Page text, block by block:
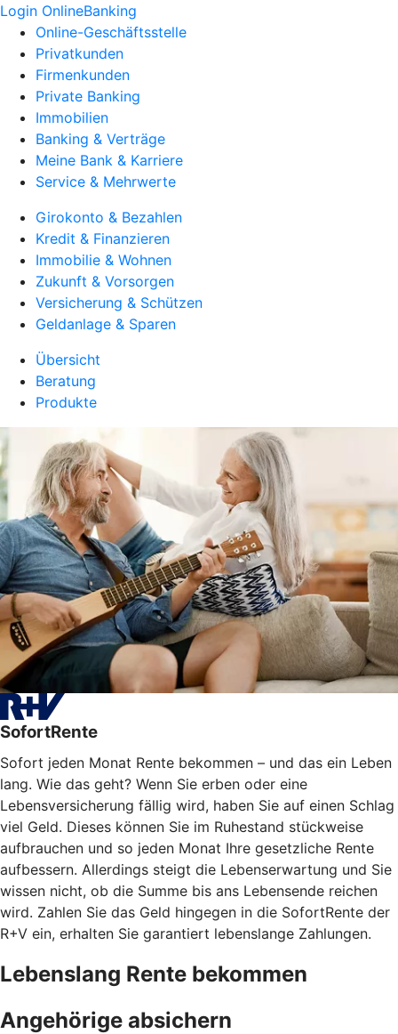
Login OnlineBanking
Online-Geschäftsstelle
Privatkunden
Firmenkunden
Private Banking
Immobilien
Banking & Verträge
Meine Bank & Karriere
Service & Mehrwerte
Girokonto & Bezahlen
Kredit & Finanzieren
Immobilie & Wohnen
Zukunft & Vorsorgen
Versicherung & Schützen
Geldanlage & Sparen
Übersicht
Beratung
Produkte
SofortRente
Sofort jeden Monat Rente bekommen – und das ein Leben
lang. Wie das geht? Wenn Sie erben oder eine
Lebensversicherung fällig wird, haben Sie auf einen Schlag
viel Geld. Dieses können Sie im Ruhestand stückweise
aufbrauchen und so jeden Monat Ihre gesetzliche Rente
aufbessern. Allerdings steigt die Lebenserwartung und Sie
wissen nicht, ob die Summe bis ans Lebensende reichen
wird. Zahlen Sie das Geld hingegen in die SofortRente der
R+V ein, erhalten Sie garantiert lebenslange Zahlungen.
Lebenslang Rente bekommen
Angehörige absichern